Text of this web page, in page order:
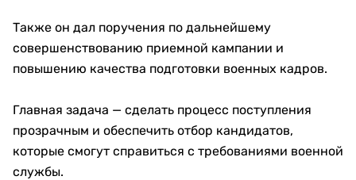
Также он дал поручения по дальнейшему
совершенствованию приемной кампании и
повышению качества подготовки военных кадров.
Главная задача — сделать процесс поступления
прозрачным и обеспечить отбор кандидатов,
которые смогут справиться с требованиями военной
службы.